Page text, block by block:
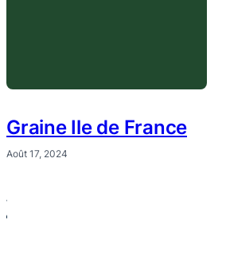
Graine Ile de France
Août 17, 2024